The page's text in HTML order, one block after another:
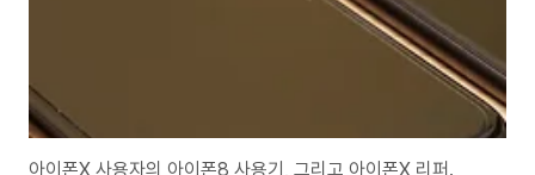
아이폰X 사용자의 아이폰8 사용기, 그리고 아이폰X 리퍼.